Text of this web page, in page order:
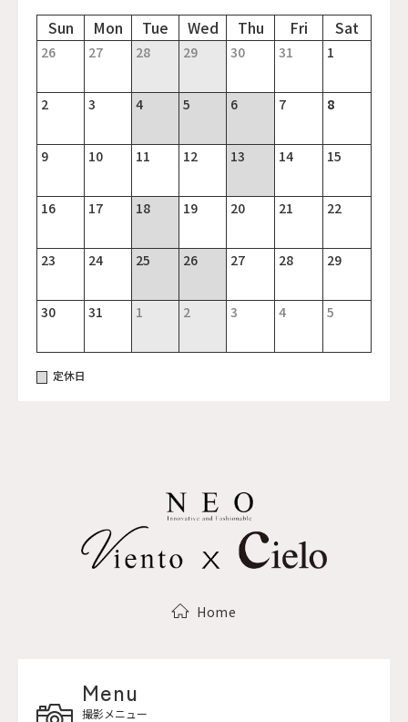
26 27 28 29 30 31 1
2 3 4 5 6 7 8
9 10 11 12 13 14 15
16 17 18 19 20 21 22
23 24 25 26 27 28 29
30 31 1 2 3 4 5
定休日
Home
Menu
撮影メニュー